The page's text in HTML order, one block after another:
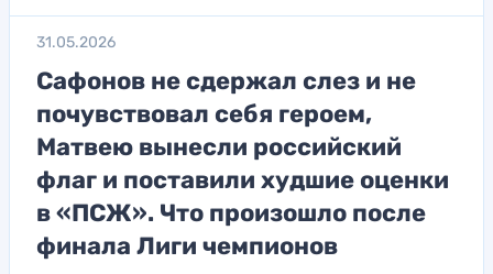
31.05.2026
Сафонов не сдержал слез и не
почувствовал себя героем,
Матвею вынесли российский
флаг и поставили худшие оценки
в «ПСЖ». Что произошло после
финала Лиги чемпионов